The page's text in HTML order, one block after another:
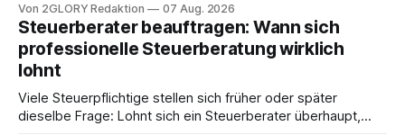
angewiesen ist, stellt sich für Familien eine schwierige
Frage: Muss die Versorgung dauerhaft in der Klinik bleiben –
oder ist ein Leben zu Hause möglich? Die außerklinische
Intensivpflege bietet genau diese Alternative: Sie
Von 2GLORY Redaktion 07 Aug. 2026
Steuerberater beauftragen: Wann sich
professionelle Steuerberatung wirklich
lohnt
Viele Steuerpflichtige stellen sich früher oder später
dieselbe Frage: Lohnt sich ein Steuerberater überhaupt,